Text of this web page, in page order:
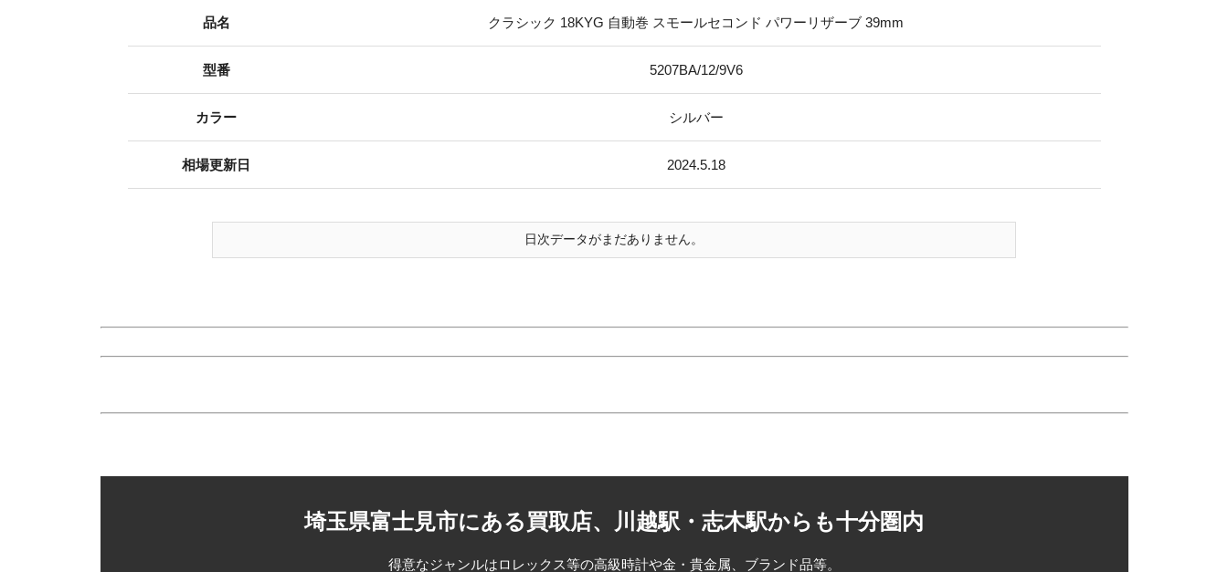
品名 クラシック 18KYG 自動巻 スモールセコンド パワーリザーブ 39mm
型番 5207BA/12/9V6
カラー シルバー
相場更新日 2024.5.18
日次データがまだありません。
埼玉県富士見市にある買取店、 川越駅・志木駅からも十分圏内
得意なジャンルはロレックス等の高級時計や金・貴金属、ブランド品等。